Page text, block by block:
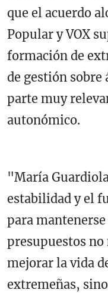
que el acuerdo
Popular y VOX
formación de
de gestión sobre
parte muy
autonómico.
"María
estabilidad y el
para
presupuestos no
mejorar la vida
extremeñas,